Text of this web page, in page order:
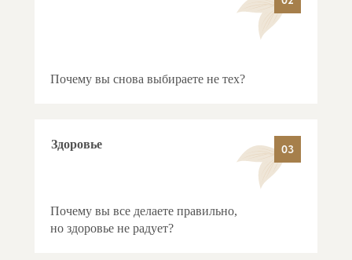
Здоровье 03
Почему вы все делаете правильно,
но здоровье не радует?
Почему вы снова выбираете не тех?